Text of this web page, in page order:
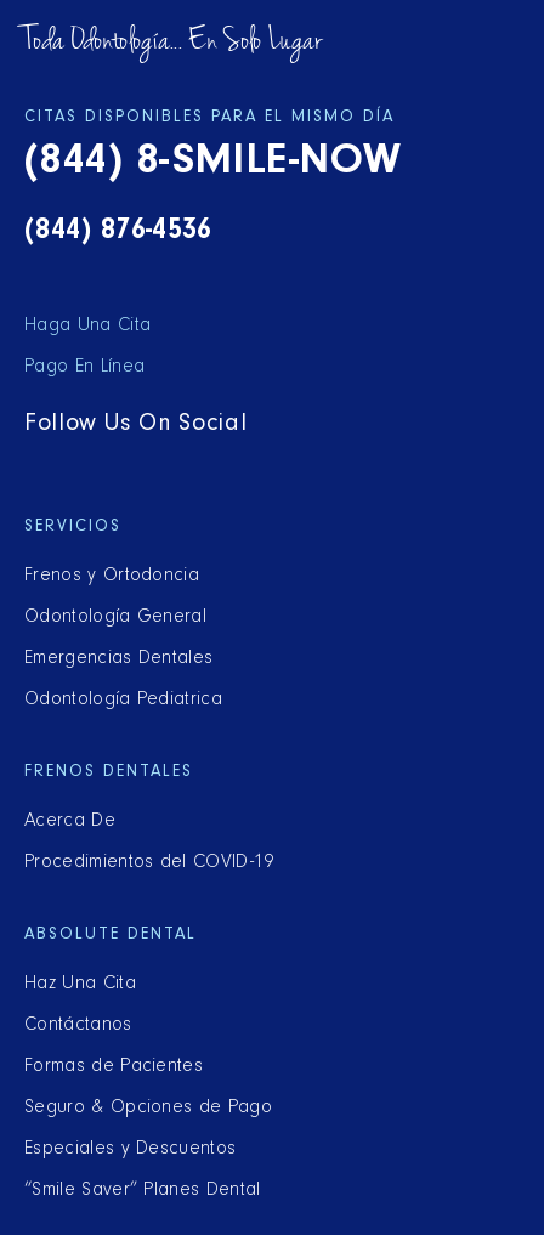
Toda Odontología... En Solo Lugar
CITAS DISPONIBLES PARA EL MISMO DÍA
(844) 8-SMILE-NOW
(844) 876-4536
Haga Una Cita
Pago En Línea
Follow Us On Social
SERVICIOS
Frenos y Ortodoncia
Odontología General
Emergencias Dentales
Odontología Pediatrica
FRENOS DENTALES
Acerca De
Procedimientos del COVID-19
ABSOLUTE DENTAL
Haz Una Cita
Contáctanos
Formas de Pacientes
Seguro & Opciones de Pago
Especiales y Descuentos
“Smile Saver” Planes Dental